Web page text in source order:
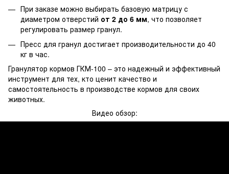
При заказе можно выбирать базовую матрицу с
диаметром отверстий от 2 до 6 мм, что позволяет
регулировать размер гранул.
Пресс для гранул достигает производительности до 40
кг в час.
Гранулятор кормов ГКМ-100 – это надежный и эффективный
инструмент для тех, кто ценит качество и
самостоятельность в производстве кормов для своих
животных.
Видео обзор: